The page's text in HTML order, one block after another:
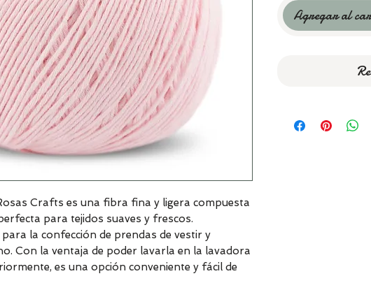
Crafts es una fibra fina y ligera compuesta
para tejidos suaves y frescos.
para la confección de prendas de vestir y
Con la ventaja de poder lavarla en la lavadora
es una opción conveniente y fácil de
Agregar al